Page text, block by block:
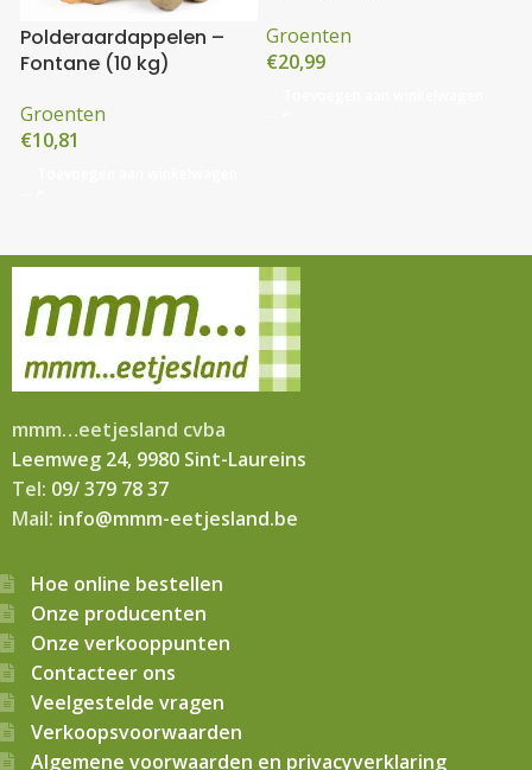
Groenten
€20,99
Polderaardappelen –
Fontane (10 kg)
Groenten
€10,81
mmm…eetjesland cvba
Leemweg 24, 9980 Sint-Laureins
Tel: 09/ 379 78 37
Mail: info@mmm-eetjesland.be
Hoe online bestellen
Onze producenten
Onze verkooppunten
Contacteer ons
Veelgestelde vragen
Verkoopsvoorwaarden
Algemene voorwaarden en privacyverklaring